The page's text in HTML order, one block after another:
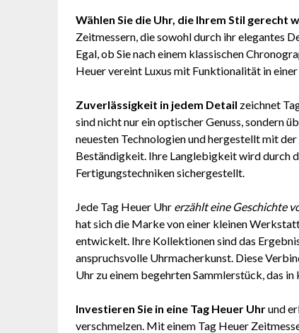
Wählen Sie die Uhr, die Ihrem Stil gerecht
Zeitmessern, die sowohl durch ihr elegantes
Egal, ob Sie nach einem klassischen
Heuer vereint Luxus mit Funktionalität in
Zuverlässigkeit in jedem Detail zeichnet
sind nicht nur ein optischer Genuss, sondern
neuesten Technologien und hergestellt mit
Beständigkeit. Ihre Langlebigkeit wird durch
Fertigungstechniken sichergestellt.
Jede Tag Heuer Uhr erzählt eine Geschichte
hat sich die Marke von einer kleinen
entwickelt. Ihre Kollektionen sind das
anspruchsvolle Uhrmacherkunst. Diese
Uhr zu einem begehrten Sammlerstück, das
Investieren Sie in eine Tag Heuer Uhrund
verschmelzen. Mit einem Tag Heuer